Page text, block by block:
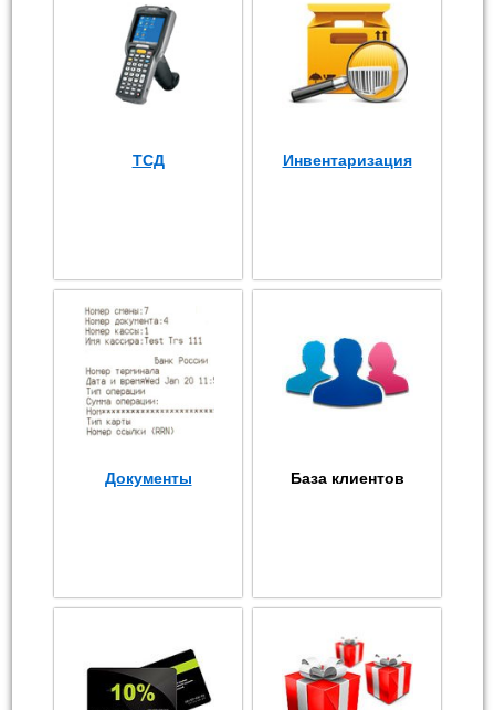
ТСД Инвентаризация
Документы База клиентов